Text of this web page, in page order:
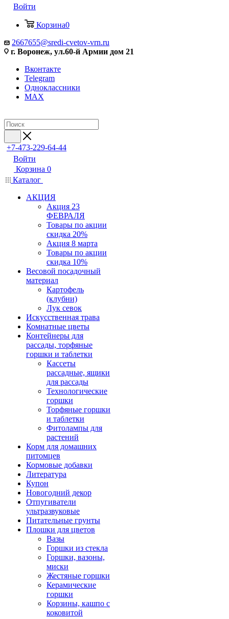
Войти
Корзина0
2667655@sredi-cvetov-vrn.ru
г. Воронеж, ул.60-й Армии дом 21
Вконтакте
Telegram
Одноклассники
MAX
+7-473-229-64-44
Войти
Корзина 0
Каталог
АКЦИЯ
Акция 23
ФЕВРАЛЯ
Товары по акции
скидка 20%
Акция 8 марта
Товары по акции
скидка 10%
Весовой посадочный
материал
Картофель
(клубни)
Лук севок
Искусственная трава
Комнатные цветы
Контейнеры для
рассады, торфяные
горшки и таблетки
Кассеты
рассадные, ящики
для рассады
Технологические
горшки
Торфяные горшки
и таблетки
Фитолампы для
растений
Корм для домашних
питомцев
Кормовые добавки
Литература
Купон
Новогодний декор
Отпугиватели
ультразвуковые
Питательные грунты
Плошки для цветов
Вазы
Горшки из стекла
Горшки, вазоны,
миски
Жестяные горшки
Керамические
горшки
Корзины, кашпо с
коковитой